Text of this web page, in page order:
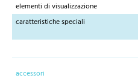
elementi di visualizzazione
caratteristiche speciali
accessori